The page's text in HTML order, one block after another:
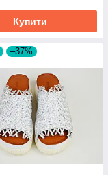
Купити
–37%